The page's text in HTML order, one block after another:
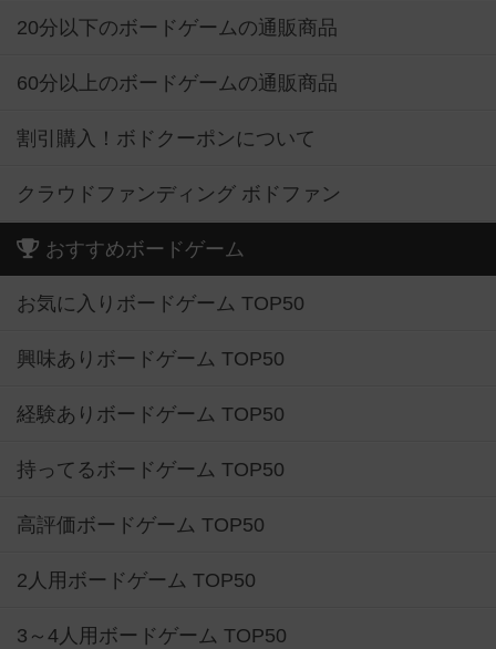
20分以下のボードゲームの通販商品
60分以上のボードゲームの通販商品
割引購入！ボドクーポンについて
クラウドファンディング ボドファン
おすすめボードゲーム
お気に入りボードゲーム TOP50
興味ありボードゲーム TOP50
経験ありボードゲーム TOP50
持ってるボードゲーム TOP50
高評価ボードゲーム TOP50
2人用ボードゲーム TOP50
3～4人用ボードゲーム TOP50